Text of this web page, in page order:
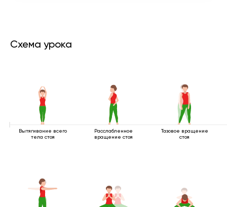
Схема урока
Вытягивание всего
тела стоя
Расслабленное
вращение стоя
Тазовое вращение
стоя